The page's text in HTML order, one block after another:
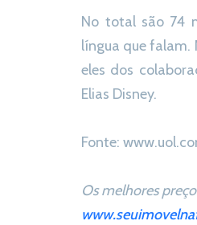
No total são 74
língua que falam.
eles dos
Elias Disney.
Fonte:
Os melhores